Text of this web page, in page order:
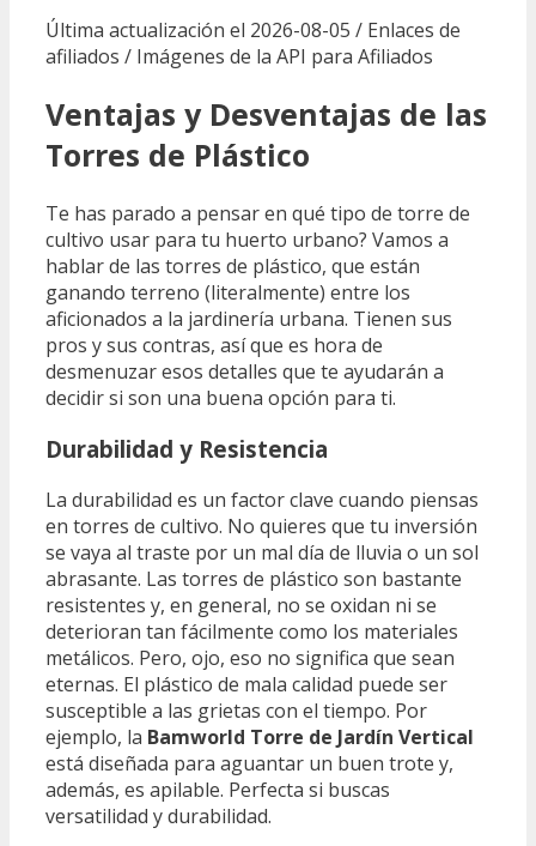
Última actualización el 2026-08-05 / Enlaces de
afiliados / Imágenes de la API para Afiliados
Ventajas y Desventajas de las
Torres de Plástico
Te has parado a pensar en qué tipo de torre de
cultivo usar para tu huerto urbano? Vamos a
hablar de las torres de plástico, que están
ganando terreno (literalmente) entre los
aficionados a la jardinería urbana. Tienen sus
pros y sus contras, así que es hora de
desmenuzar esos detalles que te ayudarán a
decidir si son una buena opción para ti.
Durabilidad y Resistencia
La durabilidad es un factor clave cuando piensas
en torres de cultivo. No quieres que tu inversión
se vaya al traste por un mal día de lluvia o un sol
abrasante. Las torres de plástico son bastante
resistentes y, en general, no se oxidan ni se
deterioran tan fácilmente como los materiales
metálicos. Pero, ojo, eso no significa que sean
eternas. El plástico de mala calidad puede ser
susceptible a las grietas con el tiempo. Por
ejemplo, la Bamworld Torre de Jardín Vertical
está diseñada para aguantar un buen trote y,
además, es apilable. Perfecta si buscas
versatilidad y durabilidad.